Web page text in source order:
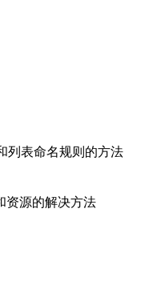
列表命名规则的方法
资源的解决方法